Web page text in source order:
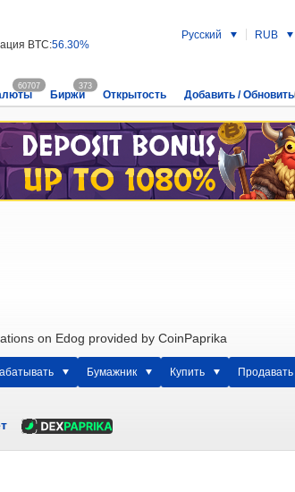
BTC:56.30%
Русский RUB
60707
Биржи
373
Открытость Добавить / Обновить
on Edog provided by CoinPaprika
Бумажник Купить Продавать